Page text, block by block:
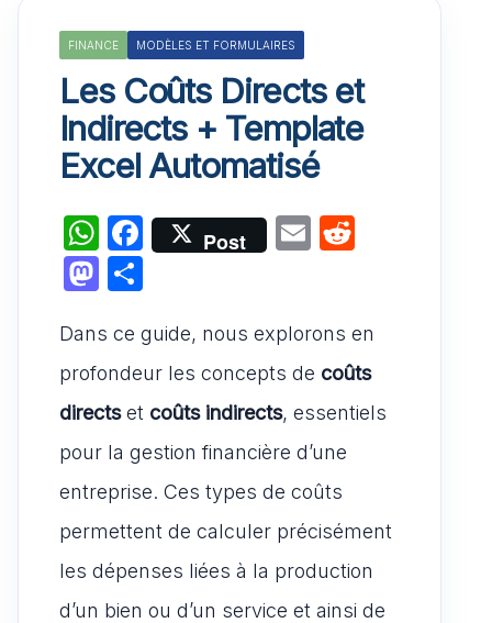
FINANCE MODÈLES ET FORMULAIRES
Les Coûts Directs et
Indirects + Template
Excel Automatisé
W
h
at
s
A
p
p
F
a
e
b
o
o
k
Post
E
l
di
t
M
st
o
d
o
n
ta
g
er
Dans ce guide, nous explorons en
profondeur les concepts de coûts
directset coûts indirects, essentiels
pour la gestion financière d’une
entreprise. Ces types de coûts
permettent de calculer précisément
les dépenses liées à la production
d’un bien ou d’un service et ainsi de